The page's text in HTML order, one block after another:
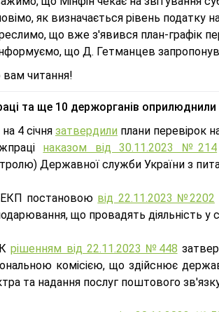
як визначається рівень
що вже з'явився план-графік
що Д. Гетманцев
вам читання!
та ще 10 держорганів оприлюднили
4 січня затвердили плани перевірок
наказом від 30.11.2023 №214
Державної служби України з
постановою від 22.11.2023 №2202
що провадять діяльність
рішенням від 22.11.2023 №448
комісією, що здійснює
та надання послуг поштового